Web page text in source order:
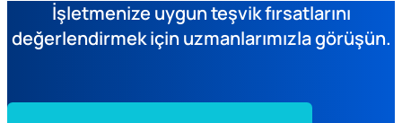
İşletmenize uygun teşvik fırsatlarını
değerlendirmek için uzmanlarımızla görüşün.